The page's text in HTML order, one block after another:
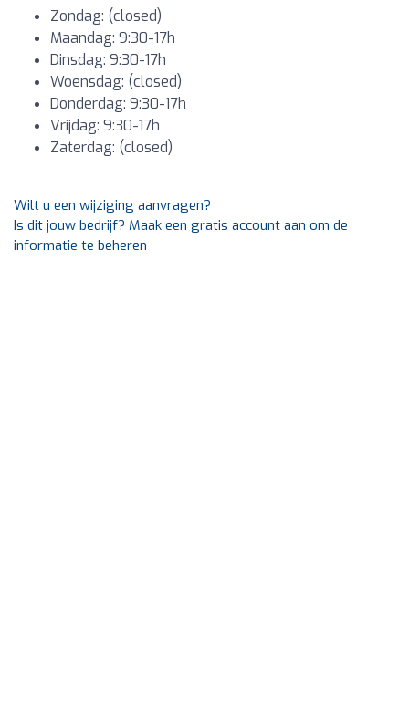
Zondag: (closed)
Maandag: 9:30-17h
Dinsdag: 9:30-17h
Woensdag: (closed)
Donderdag: 9:30-17h
Vrijdag: 9:30-17h
Zaterdag: (closed)
Wilt u een wijziging aanvragen?
Is dit jouw bedrijf? Maak een gratis account aan om de
informatie te beheren